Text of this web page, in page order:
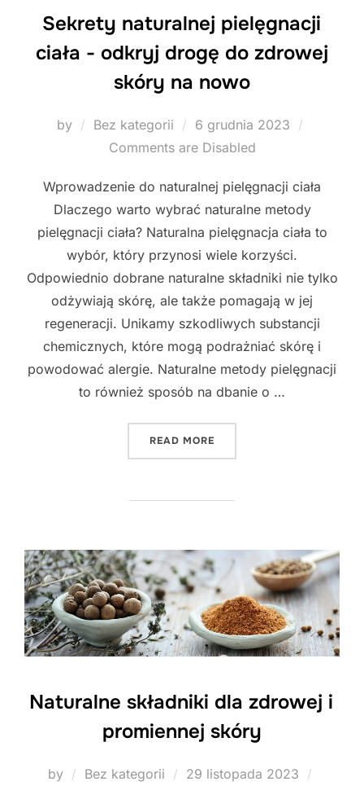
Sekrety naturalnej pielęgnacji
ciała - odkryj drogę do zdrowej
skóry na nowo
by Bez kategorii
Posted
on
6 grudnia 2023
Comments are Disabled
Wprowadzenie do naturalnej pielęgnacji ciała
Dlaczego warto wybrać naturalne metody
pielęgnacji ciała? Naturalna pielęgnacja ciała to
wybór, który przynosi wiele korzyści.
Odpowiednio dobrane naturalne składniki nie tylko
odżywiają skórę, ale także pomagają w jej
regeneracji. Unikamy szkodliwych substancji
chemicznych, które mogą podrażniać skórę i
powodować alergie. Naturalne metody pielęgnacji
to również sposób na dbanie o …
READ MORE
Naturalne składniki dla zdrowej i
promiennej skóry
by Bez kategorii
Posted
29 listopada 2023